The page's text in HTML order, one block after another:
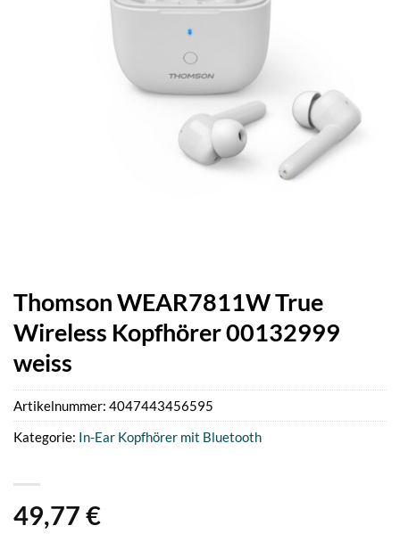
Thomson WEAR7811W True
Wireless Kopfhörer 00132999
weiss
49,77 €
Artikelnummer: 4047443456595
Kategorie: In-Ear Kopfhörer mit Bluetooth